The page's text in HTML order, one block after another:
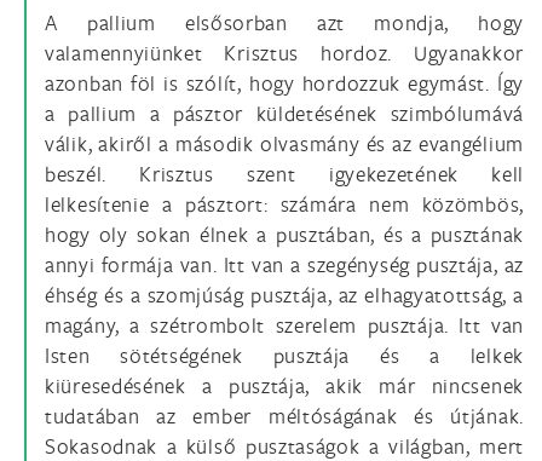
A pallium elsősorban azt mondja, hogy
valamennyiünket Krisztus hordoz. Ugyanakkor
azonban föl is szólít, hogy hordozzuk egymást. Így
a pallium a pásztor küldetésének szimbólumává
válik, akiről a második olvasmány és az evangélium
beszél. Krisztus szent igyekezetének kell
lelkesítenie a pásztort: számára nem közömbös,
hogy oly sokan élnek a pusztában, és a pusztának
annyi formája van. Itt van a szegénység pusztája, az
éhség és a szomjúság pusztája, az elhagyatottság, a
magány, a szétrombolt szerelem pusztája. Itt van
Isten sötétségének pusztája és a lelkek
kiüresedésének a pusztája, akik már nincsenek
tudatában az ember méltóságának és útjának.
Sokasodnak a külső pusztaságok a világban, mert